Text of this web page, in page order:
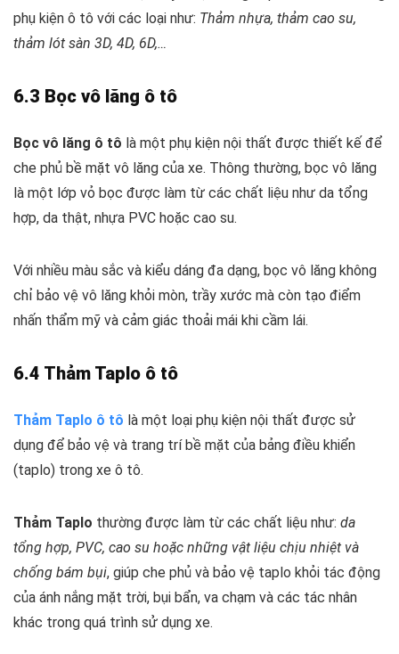
phụ kiện ô tô với các loại như: Thảm nhựa, thảm cao su,
thảm lót sàn 3D, 4D, 6D,…
6.3 Bọc vô lăng ô tô
Bọc vô lăng ô tô là một phụ kiện nội thất được thiết kế để
che phủ bề mặt vô lăng của xe. Thông thường, bọc vô lăng
là một lớp vỏ bọc được làm từ các chất liệu như da tổng
hợp, da thật, nhựa PVC hoặc cao su.
Với nhiều màu sắc và kiểu dáng đa dạng, bọc vô lăng không
chỉ bảo vệ vô lăng khỏi mòn, trầy xước mà còn tạo điểm
nhấn thẩm mỹ và cảm giác thoải mái khi cầm lái.
6.4 Thảm Taplo ô tô
Thảm Taplo ô tô là một loại phụ kiện nội thất được sử
dụng để bảo vệ và trang trí bề mặt của bảng điều khiển
(taplo) trong xe ô tô.
Thảm Taplo thường được làm từ các chất liệu như: da
tổng hợp, PVC, cao su hoặc những vật liệu chịu nhiệt và
chống bám bụi, giúp che phủ và bảo vệ taplo khỏi tác động
của ánh nắng mặt trời, bụi bẩn, va chạm và các tác nhân
khác trong quá trình sử dụng xe.